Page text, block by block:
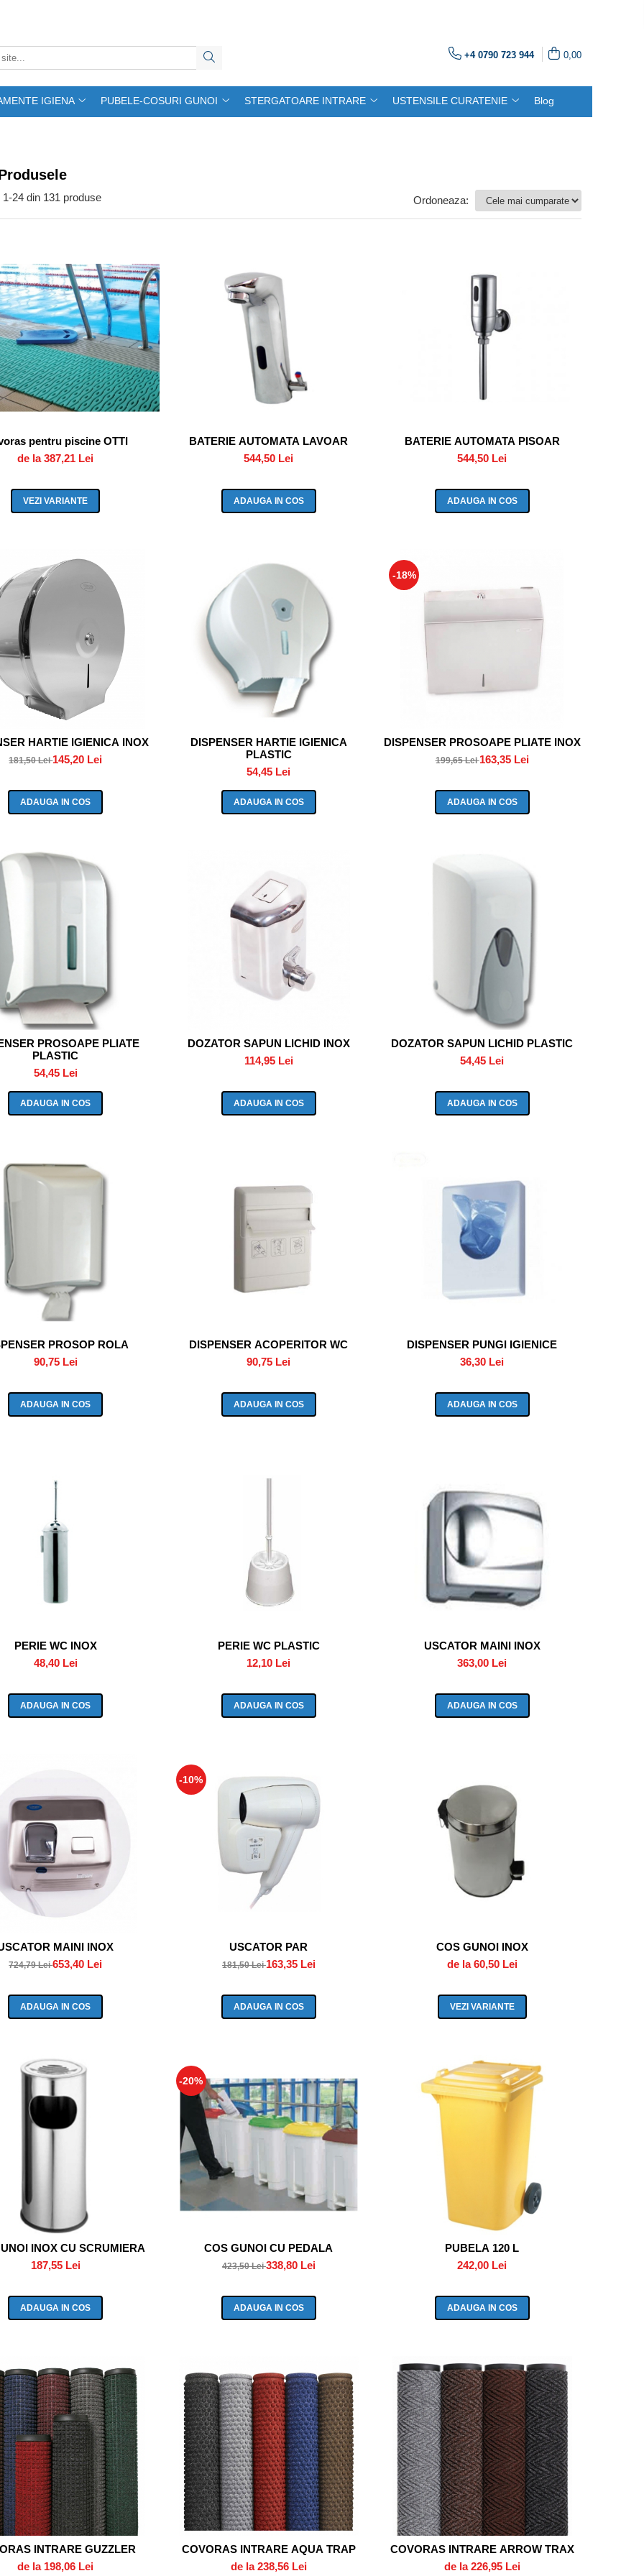
+4 0790 723 944 0,00
IGIENA PUBELE-COSURI GUNOI STERGATOARE INTRARE USTENSILE CURATENIE Blog
1-24 din 131 produse Ordoneaza:
pentru piscine OTTI
de la 387,21 Lei
VEZI VARIANTE
BATERIE AUTOMATA LAVOAR
544,50 Lei
ADAUGA IN COS
BATERIE AUTOMATA PISOAR
544,50 Lei
ADAUGA IN COS
HARTIE IGIENICA INOX
181,50 Lei145,20 Lei
ADAUGA IN COS
DISPENSER HARTIE IGIENICA
PLASTIC
54,45 Lei
ADAUGA IN COS
-18%
DISPENSER PROSOAPE PLIATE INOX
199,65 Lei163,35 Lei
ADAUGA IN COS
PROSOAPE PLIATE
PLASTIC
54,45 Lei
ADAUGA IN COS
DOZATOR SAPUN LICHID INOX
114,95 Lei
ADAUGA IN COS
DOZATOR SAPUN LICHID PLASTIC
54,45 Lei
ADAUGA IN COS
PROSOP ROLA
90,75 Lei
ADAUGA IN COS
DISPENSER ACOPERITOR WC
90,75 Lei
ADAUGA IN COS
DISPENSER PUNGI IGIENICE
36,30 Lei
ADAUGA IN COS
PERIE WC INOX
48,40 Lei
ADAUGA IN COS
PERIE WC PLASTIC
12,10 Lei
ADAUGA IN COS
USCATOR MAINI INOX
363,00 Lei
ADAUGA IN COS
MAINI INOX
724,79 Lei653,40 Lei
ADAUGA IN COS
-10%
USCATOR PAR
181,50 Lei163,35 Lei
ADAUGA IN COS
COS GUNOI INOX
de la 60,50 Lei
VEZI VARIANTE
INOX CU SCRUMIERA
187,55 Lei
ADAUGA IN COS
-20%
COS GUNOI CU PEDALA
423,50 Lei338,80 Lei
ADAUGA IN COS
PUBELA 120 L
242,00 Lei
ADAUGA IN COS
INTRARE GUZZLER
de la 198,06 Lei
COVORAS INTRARE AQUA TRAP
de la 238,56 Lei
COVORAS INTRARE ARROW TRAX
de la 226,95 Lei